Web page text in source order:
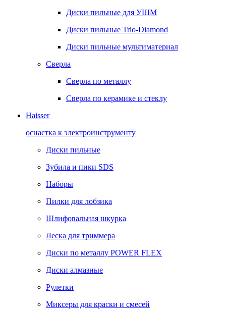
Диски пильные для УШМ
Диски пильные Trio-Diamond
Диски пильные мультиматериал
Сверла
Сверла по металлу
Сверла по керамике и стеклу
Haisser
оснастка к электроинструменту
Диски пильные
Зубила и пики SDS
Наборы
Пилки для лобзика
Шлифовальная шкурка
Леска для триммера
Диски по металлу POWER FLEX
Диски алмазные
Рулетки
Миксеры для краски и смесей